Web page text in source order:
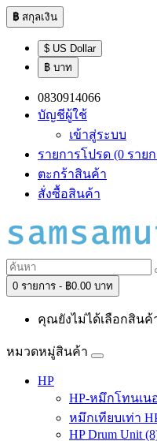
฿ สกุลเงิน
$ US Dollar
฿ บาท
0830914066
บัญชีผู้ใช้
เข้าสู่ระบบ
รายการโปรด (0 ราย
ตะกร้าสินค้า
สั่งซื้อสินค้า
0 รายการ - ฿0.00 บาท
คุณยังไม่ได้เลือกสินค้
หมวดหมู่สินค้า
HP
HP-หมึกโทนเน
หมึกเทียบเท่า
HP Drum Unit